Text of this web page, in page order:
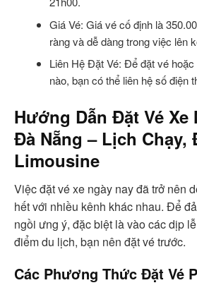
Giá Vé: Giá vé cố định là
ràng và dễ dàng trong việc lên
Liên Hệ Đặt Vé: Để đặt vé
nào, bạn có thể liên hệ số điện
Hướng Dẫn Đặt Vé
Đà Nẵng – Lịch Chạy,
Limousine
Việc đặt vé xe ngày nay đã trở nên
hết với nhiều kênh khác nhau. Để
ngồi ưng ý, đặc biệt là vào các dịp
điểm du lịch, bạn nên đặt vé trước.
Các Phương Thức Đặt Vé